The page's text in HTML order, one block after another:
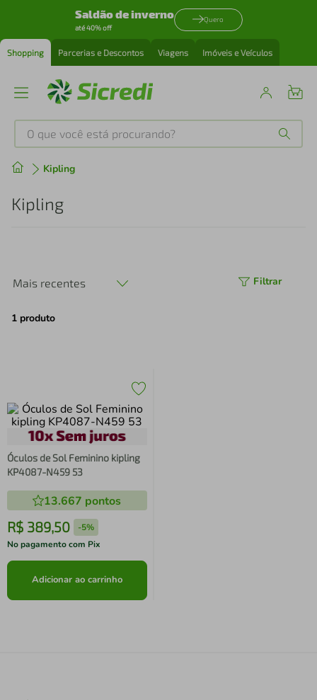
Saldão de inverno
até 40% off
Quero
Shopping Parcerias e Descontos Viagens Imóveis e Veículos
O que você está procurando?
Kipling
Kipling
Mais recentes Filtrar
1 produto
Óculos de Sol Feminino kipling
KP4087-N459 53
13.667 pontos
R$ 389,50 -5%
No pagamento com Pix
Adicionar ao carrinho
Produtos mais buscados
1 º
perfume
4º